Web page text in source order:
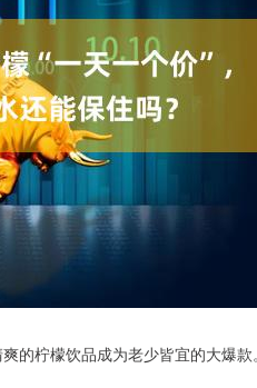
的柠檬饮品成为老少皆宜的大爆款。